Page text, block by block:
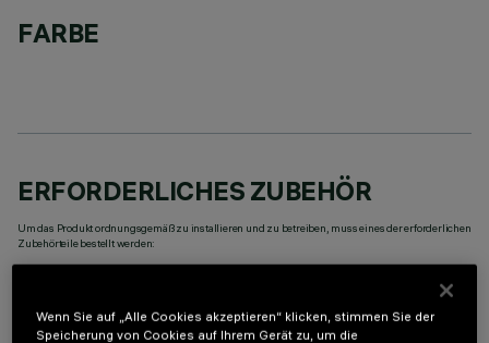
FARBE
ERFORDERLICHES ZUBEHÖR
Um das Produkt ordnungsgemäß zu installieren und zu betreiben, muss eines der erforderlichen
Zubehörteile bestellt werden:
Wenn Sie auf „Alle Cookies akzeptieren“ klicken, stimmen Sie der
Speicherung von Cookies auf Ihrem Gerät zu, um die